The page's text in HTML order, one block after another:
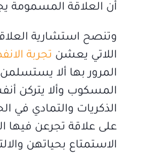
أن العلاقة المسمومة
وتنصح استشارية
اللاتي يعشن تجربة
المرور بها ألا يستسلمن
المسكوب وألا يتركن
الذكريات والتمادي في
على علاقة تجرعن فيها
الاستمتاع بحياتهن